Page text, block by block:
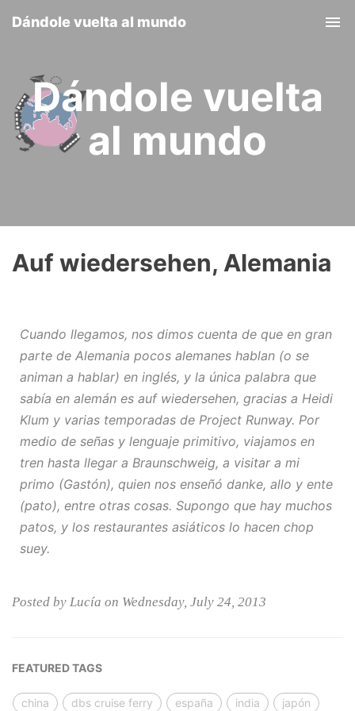
Dándole vuelta al mundo
Dándole vuelta
al mundo
Auf wiedersehen, Alemania
Cuando llegamos, nos dimos cuenta de que en gran
parte de Alemania pocos alemanes hablan (o se
animan a hablar) en inglés, y la única palabra que
sabía en alemán es auf wiedersehen, gracias a Heidi
Klum y varias temporadas de Project Runway. Por
medio de señas y lenguaje primitivo, viajamos en
tren hasta llegar a Braunschweig, a visitar a mi
primo (Gastón), quien nos enseñó danke, allo y ente
(pato), entre otras cosas. Supongo que hay muchos
patos, y los restaurantes asiáticos lo hacen chop
suey.
Posted by Lucía on Wednesday, July 24, 2013
FEATURED TAGS
china dbs cruise ferry españa india japón